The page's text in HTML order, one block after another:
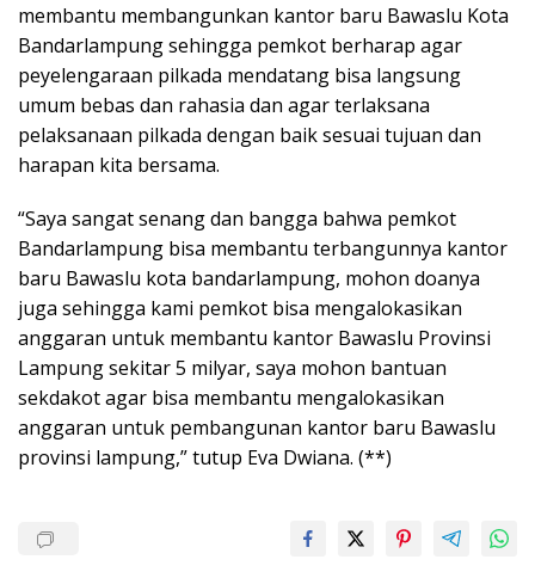
membantu membangunkan kantor baru Bawaslu Kota
Bandarlampung sehingga pemkot berharap agar
peyelengaraan pilkada mendatang bisa langsung
umum bebas dan rahasia dan agar terlaksana
pelaksanaan pilkada dengan baik sesuai tujuan dan
harapan kita bersama.
“Saya sangat senang dan bangga bahwa pemkot
Bandarlampung bisa membantu terbangunnya kantor
baru Bawaslu kota bandarlampung, mohon doanya
juga sehingga kami pemkot bisa mengalokasikan
anggaran untuk membantu kantor Bawaslu Provinsi
Lampung sekitar 5 milyar, saya mohon bantuan
sekdakot agar bisa membantu mengalokasikan
anggaran untuk pembangunan kantor baru Bawaslu
provinsi lampung,” tutup Eva Dwiana. (**)